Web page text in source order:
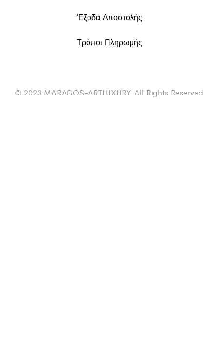
Έξοδα Αποστολής
Τρόποι Πληρωμής
© 2023 MARAGOS-ARTLUXURY. All Rights Reserved